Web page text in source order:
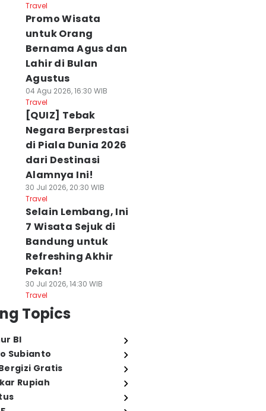
Travel
Promo Wisata
untuk Orang
Bernama Agus dan
Lahir di Bulan
Agustus
04 Agu 2026, 16:30 WIB
Travel
[QUIZ] Tebak
Negara Berprestasi
di Piala Dunia 2026
dari Destinasi
Alamnya Ini!
30 Jul 2026, 20:30 WIB
Travel
Selain Lembang, Ini
7 Wisata Sejuk di
Bandung untuk
Refreshing Akhir
Pekan!
30 Jul 2026, 14:30 WIB
Travel
Topics
BI
Subianto
Gratis
Rupiah